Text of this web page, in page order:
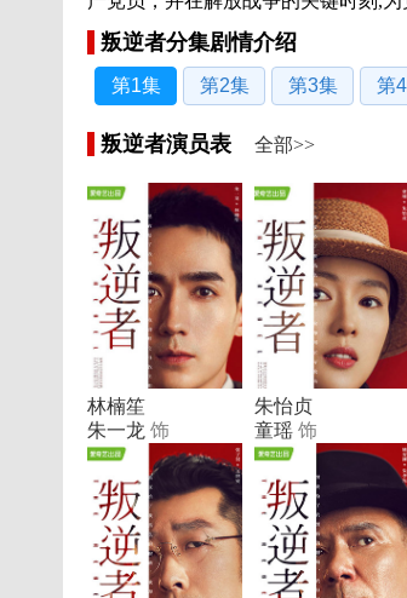
叛逆者分集剧情介绍
第1集 第2集 第3集 第
叛逆者演员表 全部>>
林楠笙
朱一龙 饰
朱怡贞
童瑶 饰